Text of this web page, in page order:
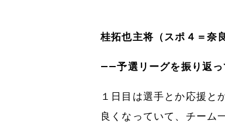
桂拓也主将（スポ４＝奈
――予選リーグを振り返っ
１日目は選手とか応援と
良くなっていて、チーム